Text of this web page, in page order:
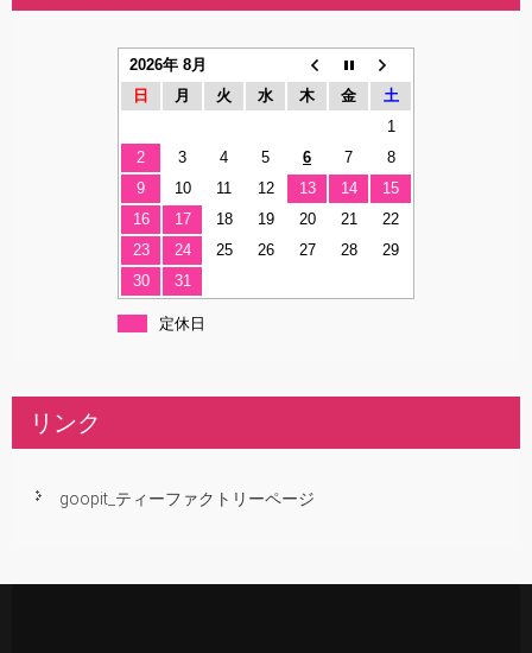
2026年 8月
日
月 火 水 木 金
土
1
2
3 4 5 6 7
8
9
10 11 12 13 14
15
16
17 18 19 20 21
22
23
24 25 26 27 28
29
30
31
定休日
リンク
goopit_ティーファクトリーページ